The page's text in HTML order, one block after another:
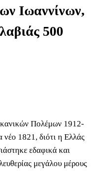
Ιωαννίνων,
500
Πολέμων 1912-
1821, διότι η Ελλάς
εδαφικά και
μεγάλου μέρους